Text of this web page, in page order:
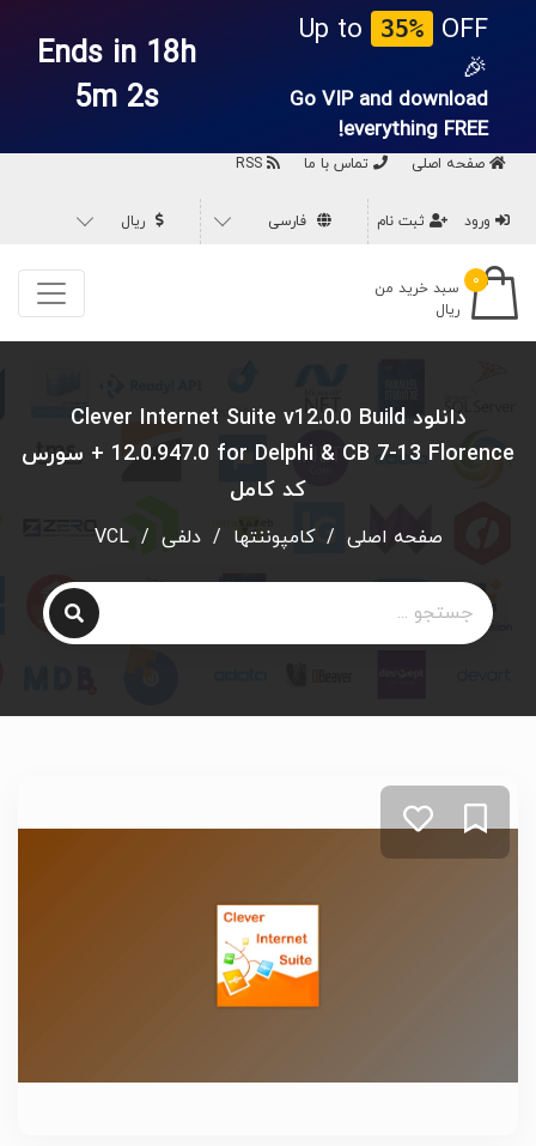
Up to 35%
OFF
🎉
Go VIP and download
everything FREE!
Ends in 18h
5m 1s
صفحه اصلی تماس با ما
ورود ثبت نام فارسی ریال
۰
سبد خرید من
ریال
دانلود Clever Internet Suite v12.0.0 Build
12.0.947.0 for Delphi & CB 7-13 Florence + سورس
کد کامل
صفحه اصلی / کامپوننتها / دلفی /
VCL